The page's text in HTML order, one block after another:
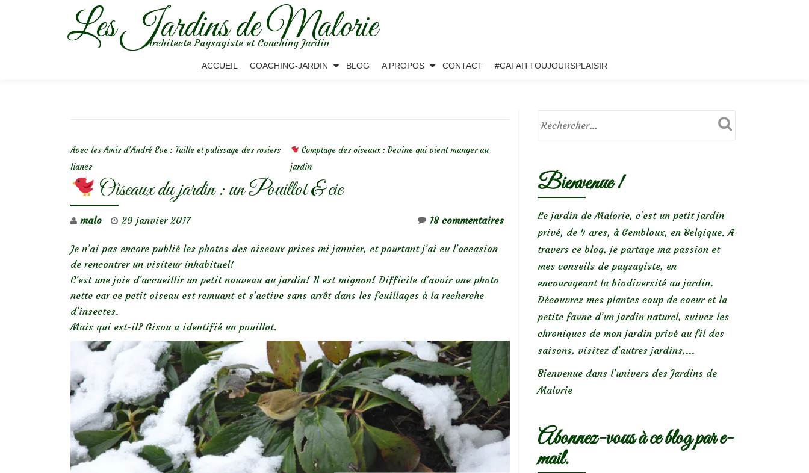
Les Jardins de Malorie
Architecte Paysagiste et Coaching Jardin
ACCUEIL COACHING-JARDIN BLOG A PROPOS CONTACT #CAFAITTOUJOURSPLAISIR
Avec les Amis d’André Eve : Taille et palissage des rosiers
lianes
Comptage des oiseaux : Devine qui vient manger au
jardin
Oiseaux du jardin : un Pouillot & cie
malo 29 janvier 2017 18 commentaires
Je n’ai pas encore publié les photos des oiseaux prises mi janvier, et pourtant j’ai eu l’occasion
de rencontrer un visiteur inhabituel!
C’est une joie d’accueillir un petit nouveau au jardin! Il est mignon! Difficile d’avoir une photo
nette car ce petit oiseau est remuant et s’active sans arrêt dans les feuillages à la recherche
d’insectes.
Mais qui est-il? Gisou a identifié un pouillot.
Bienvenue !
Le jardin de Malorie, c'est un petit jardin
privé, de 4 ares, à Gembloux, en Belgique. A
travers ce blog, je partage ma passion et
mes conseils de paysagiste, en
encourageant la biodiversité au jardin.
Découvrez mes plantes coup de coeur et la
petite faune d’un jardin naturel, suivez les
chroniques de mon jardin privé au fil des
saisons, visitez d’autres jardins,...
Bienvenue dans l’univers des Jardins de
Malorie
Abonnez-vous à ce blog par e-
mail.